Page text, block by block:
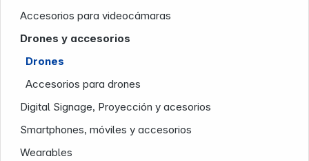
Accesorios para videocámaras
Drones y accesorios
Drones
Accesorios para drones
Digital Signage, Proyección y acesorios
Smartphones, móviles y accesorios
Wearables
Nuestra empresa